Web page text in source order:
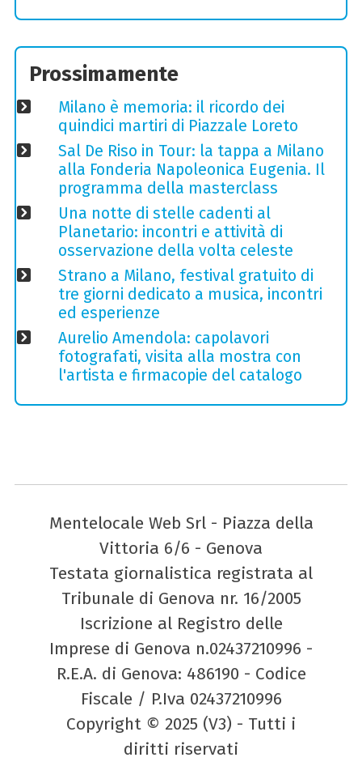
Prossimamente
Milano è memoria: il ricordo dei
quindici martiri di Piazzale Loreto
Sal De Riso in Tour: la tappa a Milano
alla Fonderia Napoleonica Eugenia. Il
programma della masterclass
Una notte di stelle cadenti al
Planetario: incontri e attività di
osservazione della volta celeste
Strano a Milano, festival gratuito di
tre giorni dedicato a musica, incontri
ed esperienze
Aurelio Amendola: capolavori
fotografati, visita alla mostra con
l'artista e firmacopie del catalogo
Mentelocale Web Srl - Piazza della
Vittoria 6/6 - Genova
Testata giornalistica registrata al
Tribunale di Genova nr. 16/2005
Iscrizione al Registro delle
Imprese di Genova n.02437210996 -
R.E.A. di Genova: 486190 - Codice
Fiscale / P.Iva 02437210996
Copyright © 2025 (V3) - Tutti i
diritti riservati